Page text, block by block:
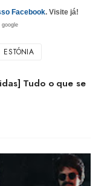
Facebook. Visite já!
ESTÓNIA
Tudo o que se